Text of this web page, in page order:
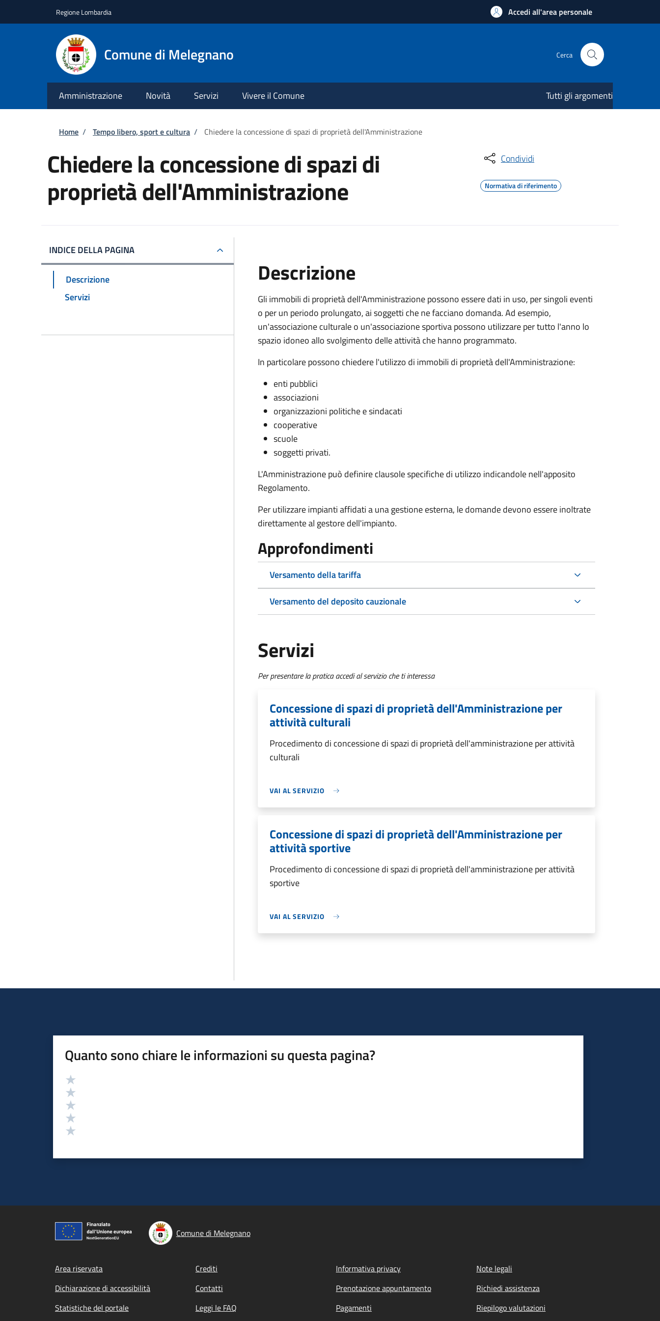
Regione Lombardia Accedi all'area personale
Comune di Melegnano Cerca
Amministrazione Novità Servizi Vivere il Comune Tutti gli argomenti
Briciole di pane
Home / Tempo libero, sport e cultura / Chiedere la concessione di spazi di proprietà dell'Amministrazione
Chiedere la concessione di spazi di
proprietà dell'Amministrazione
Condividi
Normativa di riferimento
INDICE DELLA PAGINA
Descrizione
Servizi
Descrizione
Gli immobili di proprietà dell'Amministrazione possono essere dati in uso, per singoli eventi
o per un periodo prolungato, ai soggetti che ne facciano domanda. Ad esempio,
un'associazione culturale o un'associazione sportiva possono utilizzare per tutto l'anno lo
spazio idoneo allo svolgimento delle attività che hanno programmato.
In particolare possono chiedere l'utilizzo di immobili di proprietà dell'Amministrazione:
enti pubblici
associazioni
organizzazioni politiche e sindacati
cooperative
scuole
soggetti privati.
L'Amministrazione può definire clausole specifiche di utilizzo indicandole nell'apposito
Regolamento.
Per utilizzare impianti affidati a una gestione esterna, le domande devono essere inoltrate
direttamente al gestore dell'impianto.
Approfondimenti
Versamento della tariffa
Versamento del deposito cauzionale
Servizi
Per presentare la pratica accedi al servizio che ti interessa
Concessione di spazi di proprietà dell'Amministrazione per
attività culturali
Procedimento di concessione di spazi di proprietà dell'amministrazione per attività
culturali
VAI AL SERVIZIO
Concessione di spazi di proprietà dell'Amministrazione per
attività sportive
Procedimento di concessione di spazi di proprietà dell'amministrazione per attività
sportive
VAI AL SERVIZIO
Quanto sono chiare le informazioni su questa pagina?
Valutazione
Comune di Melegnano
Footer menu
Area riservata Crediti Informativa privacy
Note legali
Dichiarazione di accessibilità
Contatti Prenotazione appuntamento
Richiedi assistenza
Statistiche del portale
Leggi le FAQ Pagamenti Riepilogo valutazioni